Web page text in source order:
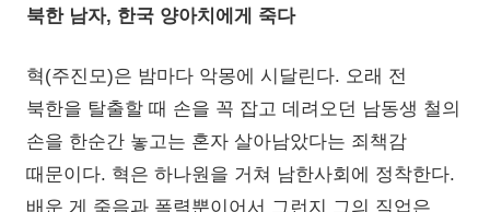
북한 남자, 한국 양아치에게 죽다
혁(주진모)은 밤마다 악몽에 시달린다. 오래 전
북한을 탈출할 때 손을 꼭 잡고 데려오던 남동생 철의
손을 한순간 놓고는 혼자 살아남았다는 죄책감
때문이다. 혁은 하나원을 거쳐 남한사회에 정착한다.
배운 게 죽음과 폭력뿐이어서 그런지 그의 직업은